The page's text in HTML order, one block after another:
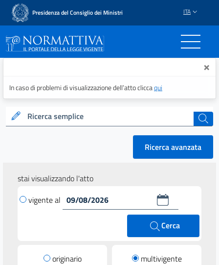
Presidenza del Consiglio dei Ministri ITA
Normattiva - Il portale ×
In caso di problemi di visualizzazione dell’atto cliccaqui
Ricerca semplice cerca
Ricerca avanzata
stai visualizzando l'atto
vigente al
Cerca
originario multivigente